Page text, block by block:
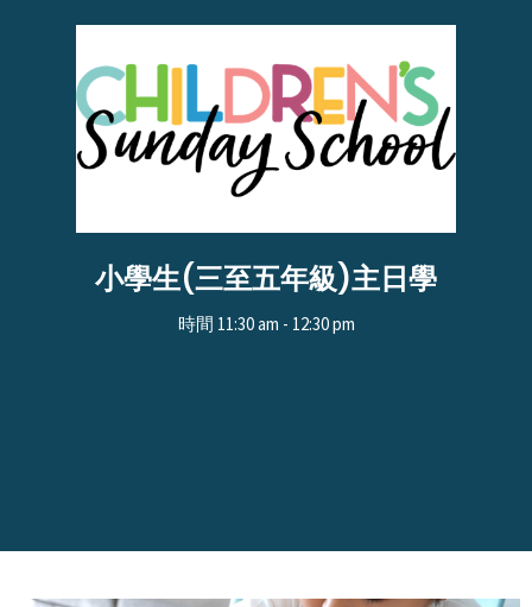
小學生(三至五年級)主日學
時間 11:30 am - 12:30 pm